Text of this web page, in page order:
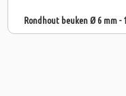
Rondhout beuken Ø 6 mm -